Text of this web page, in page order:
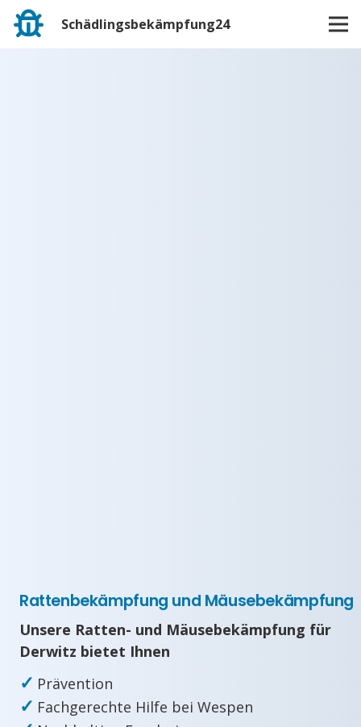
Schädlingsbekämpfung24
Rattenbekämpfung und Mäusebekämpfung
Unsere Ratten- und Mäusebekämpfung für
Derwitz bietet Ihnen
✓ Prävention
✓ Fachgerechte Hilfe bei Wespen